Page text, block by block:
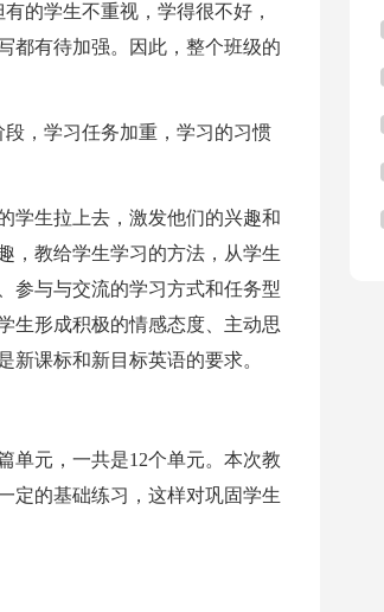
的学生不重视，学得很不好，
都有待加强。因此，整个班级的
，学习任务加重，学习的习惯
学生拉上去，激发他们的兴趣和
，教给学生学习的方法，从学生
参与与交流的学习方式和任务型
生形成积极的情感态度、主动思
课标和新目标英语的要求。
单元，一共是12个单元。本次教
定的基础练习，这样对巩固学生